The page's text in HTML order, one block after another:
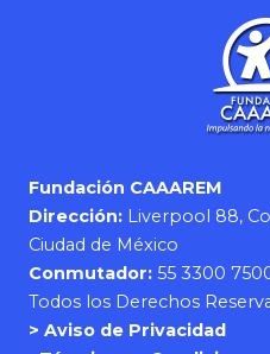
Fundación CAAAREM
Dirección: Liverpool 88,
Ciudad de México
Conmutador: 55 3300
Todos los Derechos
> Aviso de Privacidad